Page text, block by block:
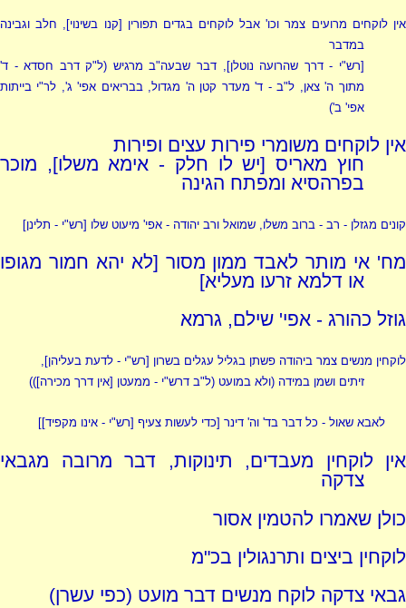
אין לוקחים מרועים צמר וכו' אבל לוקחים בגדים תפורין [קנו בשינוי], חלב וגבינה
במדבר
[רש"י - דרך שהרועה נוטלן], דבר שבעה"ב מרגיש (ל"ק דרב חסדא - ד'
מתוך ה' צאן, ל"ב - ד' מעדר קטן ה' מגדול, בבריאים אפי' ג', לר"י בייתות
אפי' ב')
אין לוקחים משומרי פירות עצים ופירות
חוץ מאריס [יש לו חלק - אימא משלו], מוכר
בפרהסיא ומפתח הגינה
קונים מגזלן - רב - ברוב משלו, שמואל ורב יהודה - אפי' מיעוט שלו [רש"י - תלינן]
מח' אי מותר לאבד ממון מסור [לא יהא חמור מגופו
או דלמא זרעו מעליא]
גוזל כהורג - אפי' שילם, גרמא
לוקחין מנשים צמר ביהודה פשתן בגליל עגלים בשרון [רש"י - לדעת בעליהן],
זיתים ושמן במידה (ולא במועט(ל"ב דרש"י - ממעטן [אין דרך מכירה]))
לאבא שאול - כל דבר בד' וה' דינר [כדי לעשות צעיף [רש"י - אינו מקפיד]
]
אין לוקחין מעבדים, תינוקות, דבר מרובה מגבאי
צדקה
כולן שאמרו להטמין אסור
לוקחין ביצים ותרנגולין בכ"מ
גבאי צדקה לוקח מנשים דבר מועט (כפי עשרן)